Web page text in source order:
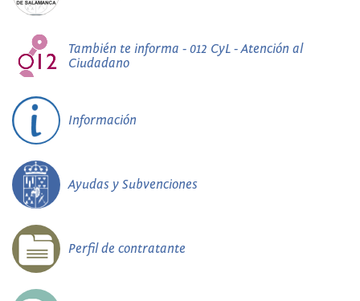
También te informa - 012 CyL - Atención al
Ciudadano
Información
Ayudas y Subvenciones
Perfil de contratante